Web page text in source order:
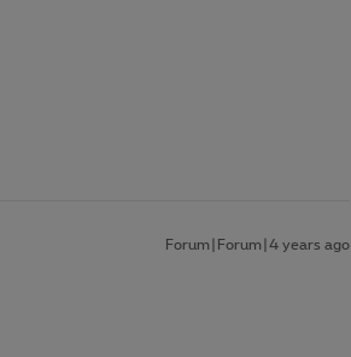
Forum|Forum|4 years ago